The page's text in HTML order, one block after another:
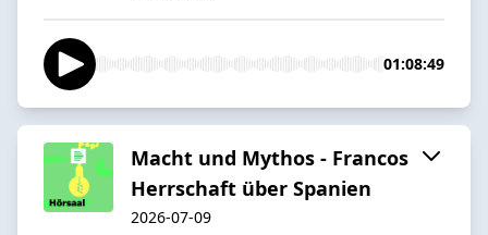
01:08:49
Macht und Mythos - Francos
Herrschaft über Spanien
2026-07-09